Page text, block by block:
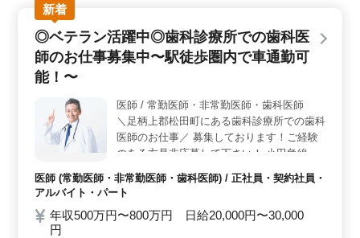
末は短時間勤務が可能で、木曜日の勤務も選択制です。
勤務日は自分のライフスタイルに合わせて調整ができる
ため、私生活とのバランスを保ちやすいです。 ＜福
利厚生と休暇＞ 雇用、労災、健康、厚生などの社会保
険完備、夏季休暇や年末年始の長期休暇も充実していま
す。仕事と休息のバランスを取りやすく、長期間にわた
って安心して勤務できます。
新着
◎ベテラン活躍中◎歯科診療所での歯科医
師のお仕事募集中〜駅徒歩圏内で車通勤可
能！〜
医師 / 常勤医師・非常勤医師・歯科医師
＼足柄上郡松田町にある歯科診療所での歯科
医師のお仕事／ 募集しております！ご経験
のある方是非応募して下さい！ 小田急線 新
松田駅から徒歩2分程！ 外来治療、一般歯科
業務全般を担当 ・・業務内容【保険診療中
心】 一般歯科・小児歯科 →歯や歯周病の治
療・予防歯科・口腔ケアや審美歯科・歯列矯
医師 (常勤医師・非常勤医師・歯科医師) / 正社員・契約社員・
アルバイト・パート
年収500万円〜800万円 日給20,000円〜30,000
円